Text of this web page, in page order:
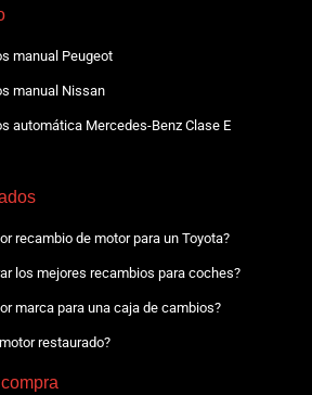
manual Peugeot
manual Nissan
automática Mercedes-Benz Clase E
recambio de motor para un Toyota?
los mejores recambios para coches?
marca para una caja de cambios?
restaurado?